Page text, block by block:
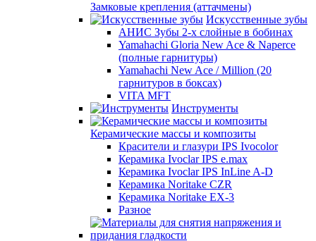
Замковые крепления (аттачмены)
Искусственные зубы
АНИС Зубы 2-х слойные в бобинах
Yamahachi Gloria New Ace & Naperce
(полные гарнитуры)
Yamahachi New Ace / Million (20
гарнитуров в боксах)
VITA MFT
Инструменты
Керамические массы и композиты
Красители и глазури IPS Ivocolor
Керамика Ivoclar IPS e.max
Керамика Ivoclar IPS InLine A-D
Керамика Noritake CZR
Керамика Noritake EX-3
Разное